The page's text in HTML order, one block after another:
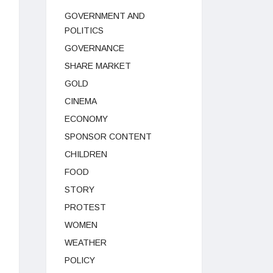
GOVERNMENT AND
POLITICS
GOVERNANCE
SHARE MARKET
GOLD
CINEMA
ECONOMY
SPONSOR CONTENT
CHILDREN
FOOD
STORY
PROTEST
WOMEN
WEATHER
POLICY